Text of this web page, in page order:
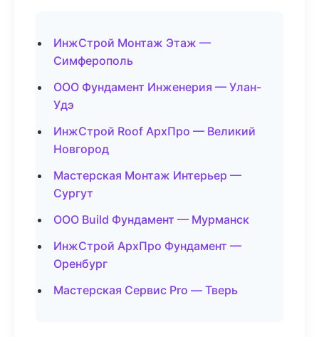
ИнжСтрой Монтаж Этаж —
Симферополь
ООО Фундамент Инженерия — Улан-
Удэ
ИнжСтрой Roof АрхПро — Великий
Новгород
Мастерская Монтаж Интерьер —
Сургут
ООО Build Фундамент — Мурманск
ИнжСтрой АрхПро Фундамент —
Оренбург
Мастерская Сервис Pro — Тверь